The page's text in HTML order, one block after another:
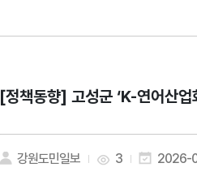
[정책동향] 고성군 ‘K-연어산
강원도민일보 3 2026-